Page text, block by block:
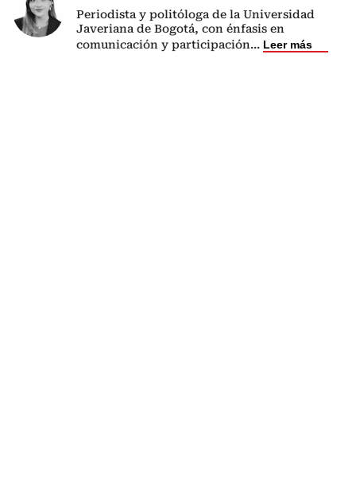
Periodista y politóloga de la Universidad
Javeriana de Bogotá, con énfasis en
comunicación y participación... Leer más